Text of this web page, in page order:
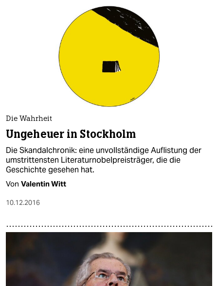
Die Wahrheit
Ungeheuer in Stockholm
Die Skandalchronik: eine unvollständige Auflistung der
umstrittensten Literaturnobelpreisträger, die die
Geschichte gesehen hat.
Von Valentin Witt
10.12.2016